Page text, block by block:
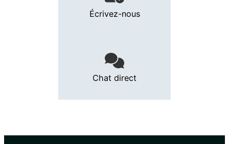
Écrivez-nous
Chat direct